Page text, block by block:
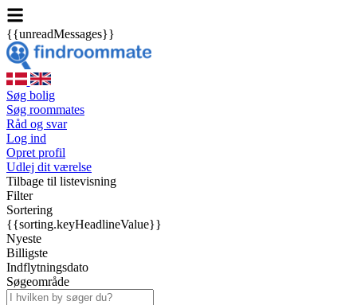
{{unreadMessages}}
Søg bolig
Søg roommates
Råd og svar
Log ind
Opret profil
Udlej dit værelse
Tilbage til listevisning
Filter
Sortering
{{sorting.keyHeadlineValue}}
Nyeste
Billigste
Indflytningsdato
Søgeområde